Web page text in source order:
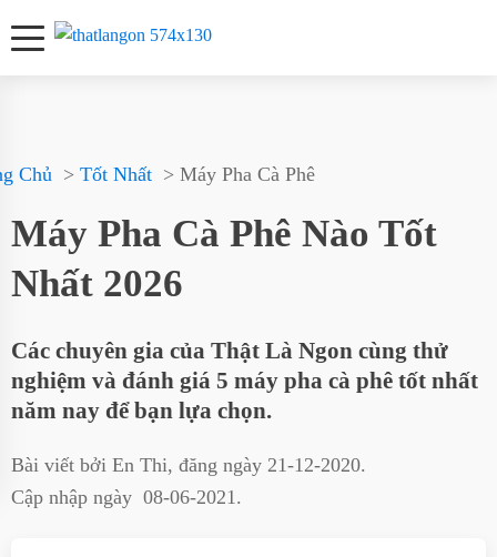
Chủ Tốt Nhất Máy Pha Cà Phê
Máy Pha Cà Phê Nào Tốt
Nhất 2026
Các chuyên gia của Thật Là Ngon cùng thử
nghiệm và đánh giá 5 máy pha cà phê tốt nhất
năm nay để bạn lựa chọn.
Bài viết bởi En Thi, đăng ngày 21-12-2020.
Cập nhập ngày 08-06-2021.